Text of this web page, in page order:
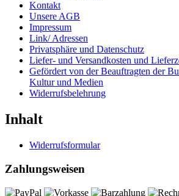
Kontakt
Unsere AGB
Impressum
Link/ Adressen
Privatsphäre und Datenschutz
Liefer- und Versandkosten und
Gefördert von der Beauftragten der
Kultur und Medien
Widerrufsbelehrung
Inhalt
Widerrufsformular
Zahlungsweisen